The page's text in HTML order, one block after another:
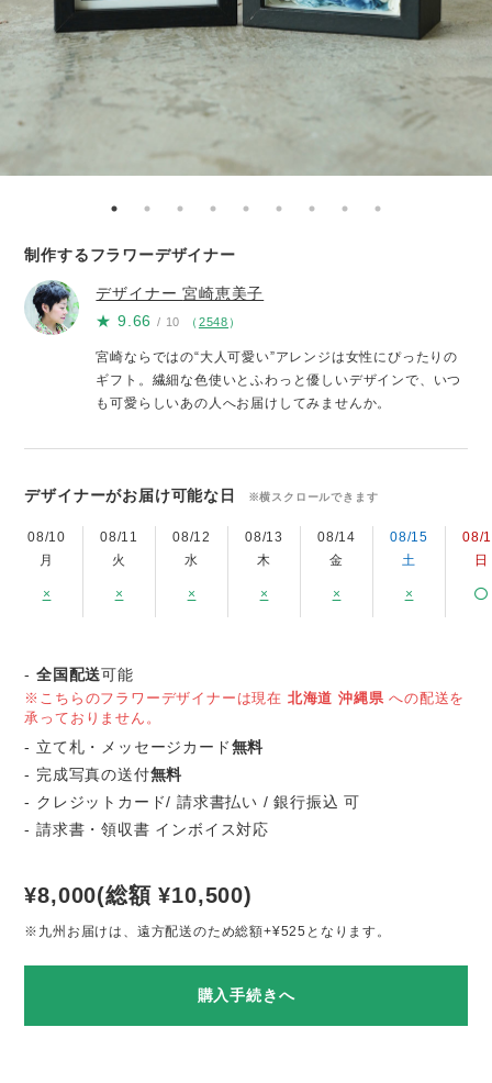
制作するフラワーデザイナー
デザイナー宮崎恵美子
★ 9.66 / 10 （ 2548 ）
宮崎ならではの“大人可愛い”アレンジは女性にぴったりの
ギフト。繊細な色使いとふわっと優しいデザインで、いつ
も可愛らしいあの人へお届けしてみませんか。
デザイナーがお届け可能な日 ※横スクロールできます
08/10
月
×
08/11
火
×
08/12
水
×
08/13
木
×
08/14
金
×
08/15
土
×
08/
日
-全国配送可能
※こちらのフラワーデザイナーは現在 北海道沖縄県への配送を
承っておりません。
- 立て札・メッセージカード無料
- 完成写真の送付無料
- クレジットカード/ 請求書払い / 銀行振込 可
- 請求書・領収書 インボイス対応
¥8,000(総額 ¥10,500)
※九州お届けは、遠方配送のため総額+¥525となります。
購入手続きへ